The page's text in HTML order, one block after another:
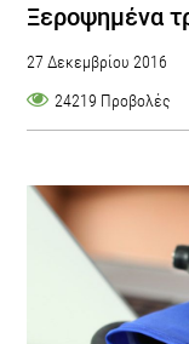
Ξεροψημένα
27 Δεκεμβρίου 2016
24219 Προβολές